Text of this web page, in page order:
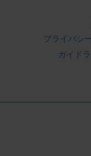
プライバシ
ガイド